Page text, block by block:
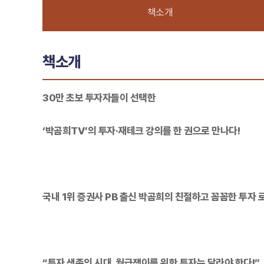
책소개
책소개
30만 초보 투자자들이 선택한
‘박곰희TV’의 투자·재테크 강의를 한 권으로 만나다!
국내 1위 증권사 PB 출신 박곰희의 친절하고 꼼꼼한 투자